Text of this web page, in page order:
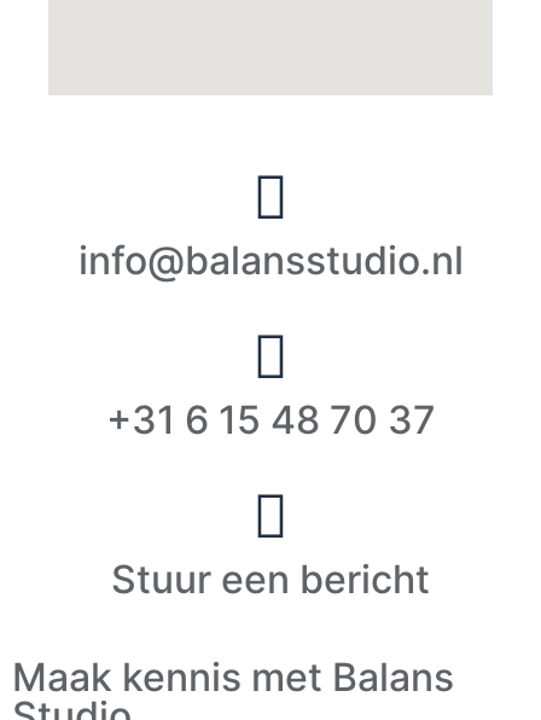
info@balansstudio.nl
+31 6 15 48 70 37
Stuur een bericht
Maak kennis met Balans